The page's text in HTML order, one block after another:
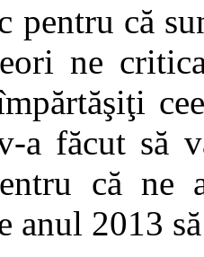
pentru că
ne
a făcut să
că ne
anul 2013